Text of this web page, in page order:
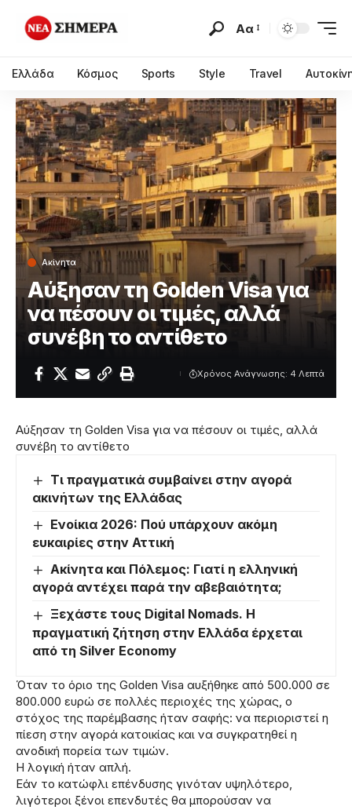
Αα
Ελλάδα Κόσμος Sports Style Travel
Ακίνητα
Αύξησαν τη Golden Visa για
να πέσουν οι τιμές, αλλά
συνέβη το αντίθετο
Χρόνος Ανάγνωσης: 4 Λεπτά
Αύξησαν τη Golden Visa για να πέσουν οι τιμές, αλλά
συνέβη το αντίθετο
Τι πραγματικά συμβαίνει στην αγορά
ακινήτων της Ελλάδας
Ενοίκια 2026: Πού υπάρχουν ακόμη
ευκαιρίες στην Αττική
Ακίνητα και Πόλεμος: Γιατί η ελληνική
αγορά αντέχει παρά την αβεβαιότητα;
Ξεχάστε τους Digital Nomads. Η
πραγματική ζήτηση στην Ελλάδα έρχεται
από τη Silver Economy
Όταν το όριο της Golden Visa αυξήθηκε από 500.000 σε
800.000 ευρώ σε πολλές περιοχές της χώρας, ο
στόχος της παρέμβασης ήταν σαφής: να περιοριστεί η
πίεση στην αγορά κατοικίας και να συγκρατηθεί η
ανοδική πορεία των τιμών.
Η λογική ήταν απλή.
Εάν το κατώφλι επένδυσης γινόταν υψηλότερο,
λιγότεροι ξένοι επενδυτές θα μπορούσαν να